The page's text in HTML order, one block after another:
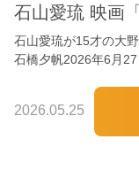
石山愛琉 映画
石山愛琉が15才の大
石橋夕帆2026年6月
2026.05.25